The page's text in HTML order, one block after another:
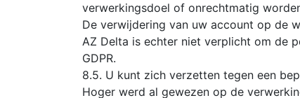
verwerkingsdoel of onrechtmatig
De verwijdering van uw account op de
AZ Delta is echter niet verplicht om de
GDPR.
8.5. U kunt zich verzetten tegen een
Hoger werd al gewezen op de